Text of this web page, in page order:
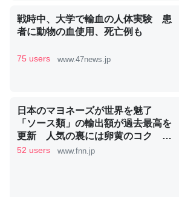
これを元に考えるとカルシウムを大量に
─ニュース :: 【研究発表】昆虫学の大問題＝「
いのか」に関する新仮説
戦時中、大学で輸血の人体実験 患
者に動物の血使用、死亡例も
75 users www.47news.jp
日本のマヨネーズが世界を魅了
「ソース類」の輸出額が過去最高を
更新 人気の裏には卵黄のコク ア
メリカでは“日本風”が誕生｜FNNプ
52 users www.fnn.jp